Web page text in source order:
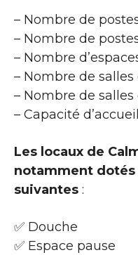
– Nombre de
– Nombre de
– Nombre
– Nombre de
– Nombre de
– Capacité
Les locaux de
notamment
suivantes :
✅ Douche
✅ Espace pause